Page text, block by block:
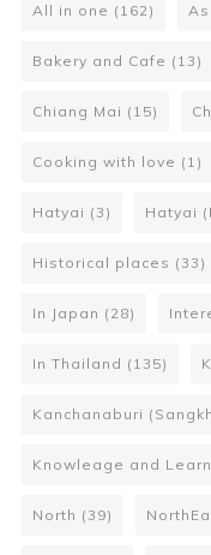
All in one (162)
Bakery and Cafe (13)
Chiang Mai (15)
Cooking with love (1)
Hatyai (3) Hatyai
Historical places (33)
In Japan (28)
In Thailand (135)
Kanchanaburi
Knowleage and
North (39)